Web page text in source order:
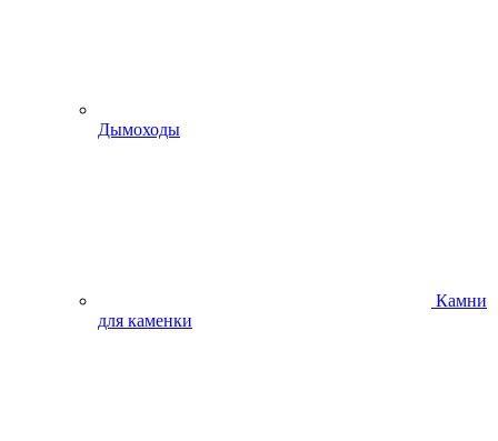
Дымоходы
Камни
для каменки